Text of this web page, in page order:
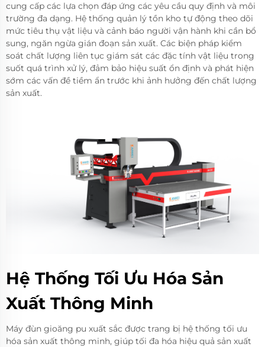
cung cấp các lựa chọn đáp ứng các yêu cầu quy định và môi
trường đa dạng. Hệ thống quản lý tồn kho tự động theo dõi
mức tiêu thụ vật liệu và cảnh báo người vận hành khi cần bổ
sung, ngăn ngừa gián đoạn sản xuất. Các biện pháp kiểm
soát chất lượng liên tục giám sát các đặc tính vật liệu trong
suốt quá trình xử lý, đảm bảo hiệu suất ổn định và phát hiện
sớm các vấn đề tiềm ẩn trước khi ảnh hưởng đến chất lượng
sản xuất.
Hệ Thống Tối Ưu Hóa Sản
Xuất Thông Minh
Máy đùn gioăng pu xuất sắc được trang bị hệ thống tối ưu
hóa sản xuất thông minh, giúp tối đa hóa hiệu quả sản xuất